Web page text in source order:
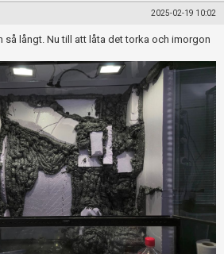
2025-02-19 10:02
så långt. Nu till att låta det torka och imorgon